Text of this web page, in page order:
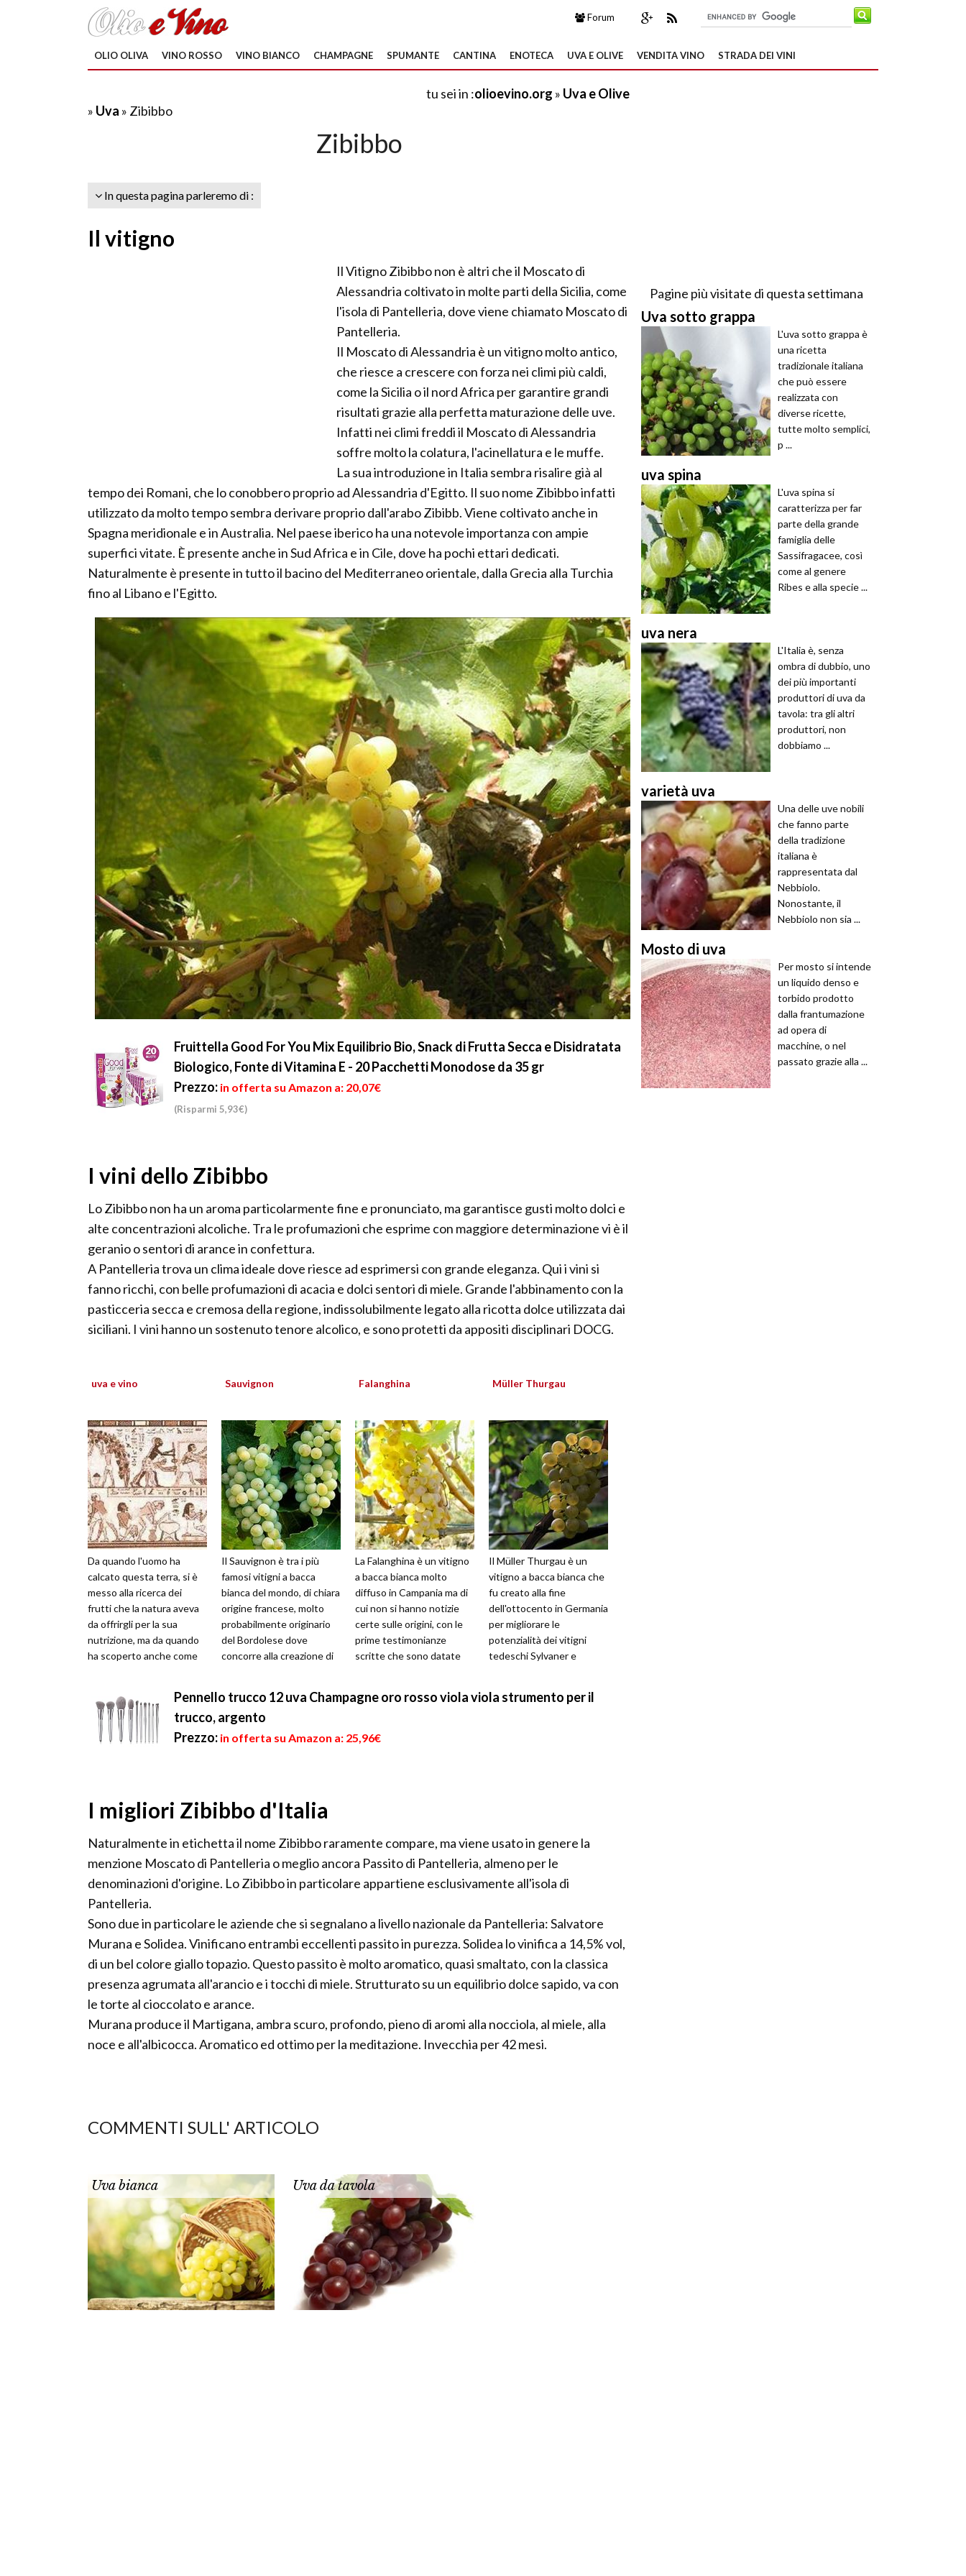
Forum
OLIO OLIVA VINO ROSSO VINO BIANCO CHAMPAGNE SPUMANTE CANTINA ENOTECA UVA E OLIVE VENDITA VINO STRADA DEI VINI
tu sei in :olioevino.org » Uva e Olive
» Uva » Zibibbo
Zibibbo
In questa pagina parleremo di :
Il vitigno
Il Vitigno Zibibbo non è altri che il Moscato di
Alessandria coltivato in molte parti della Sicilia, come
l'isola di Pantelleria, dove viene chiamato Moscato di
Pantelleria.
Il Moscato di Alessandria è un vitigno molto antico,
che riesce a crescere con forza nei climi più caldi,
come la Sicilia o il nord Africa per garantire grandi
risultati grazie alla perfetta maturazione delle uve.
Infatti nei climi freddi il Moscato di Alessandria
soffre molto la colatura, l'acinellatura e le muffe.
La sua introduzione in Italia sembra risalire già al
tempo dei Romani, che lo conobbero proprio ad Alessandria d'Egitto. Il suo nome Zibibbo infatti
utilizzato da molto tempo sembra derivare proprio dall'arabo Zibibb. Viene coltivato anche in
Spagna meridionale e in Australia. Nel paese iberico ha una notevole importanza con ampie
superfici vitate. È presente anche in Sud Africa e in Cile, dove ha pochi ettari dedicati.
Naturalmente è presente in tutto il bacino del Mediterraneo orientale, dalla Grecia alla Turchia
fino al Libano e l'Egitto.
Fruittella Good For You Mix Equilibrio Bio, Snack di Frutta Secca e Disidratata
Biologico, Fonte di Vitamina E - 20 Pacchetti Monodose da 35 gr
Prezzo: in offerta su Amazon a: 20,07€
(Risparmi 5,93€)
I vini dello Zibibbo
Lo Zibibbo non ha un aroma particolarmente fine e pronunciato, ma garantisce gusti molto dolci e
alte concentrazioni alcoliche. Tra le profumazioni che esprime con maggiore determinazione vi è il
geranio o sentori di arance in confettura.
A Pantelleria trova un clima ideale dove riesce ad esprimersi con grande eleganza. Qui i vini si
fanno ricchi, con belle profumazioni di acacia e dolci sentori di miele. Grande l'abbinamento con la
pasticceria secca e cremosa della regione, indissolubilmente legato alla ricotta dolce utilizzata dai
siciliani. I vini hanno un sostenuto tenore alcolico, e sono protetti da appositi disciplinari DOCG.
uva e vino
Da quando l'uomo ha
calcato questa terra, si è
messo alla ricerca dei
frutti che la natura aveva
da offrirgli per la sua
nutrizione, ma da quando
ha scoperto anche come
Sauvignon
Il Sauvignon è tra i più
famosi vitigni a bacca
bianca del mondo, di chiara
origine francese, molto
probabilmente originario
del Bordolese dove
concorre alla creazione di
Falanghina
La Falanghina è un vitigno
a bacca bianca molto
diffuso in Campania ma di
cui non si hanno notizie
certe sulle origini, con le
prime testimonianze
scritte che sono datate
Müller Thurgau
Il Müller Thurgau è un
vitigno a bacca bianca che
fu creato alla fine
dell'ottocento in Germania
per migliorare le
potenzialità dei vitigni
tedeschi Sylvaner e
Pennello trucco 12 uva Champagne oro rosso viola viola strumento per il
trucco, argento
Prezzo: in offerta su Amazon a: 25,96€
I migliori Zibibbo d'Italia
Naturalmente in etichetta il nome Zibibbo raramente compare, ma viene usato in genere la
menzione Moscato di Pantelleria o meglio ancora Passito di Pantelleria, almeno per le
denominazioni d'origine. Lo Zibibbo in particolare appartiene esclusivamente all'isola di
Pantelleria.
Sono due in particolare le aziende che si segnalano a livello nazionale da Pantelleria: Salvatore
Murana e Solidea. Vinificano entrambi eccellenti passito in purezza. Solidea lo vinifica a 14,5% vol,
di un bel colore giallo topazio. Questo passito è molto aromatico, quasi smaltato, con la classica
presenza agrumata all'arancio e i tocchi di miele. Strutturato su un equilibrio dolce sapido, va con
le torte al cioccolato e arance.
Murana produce il Martigana, ambra scuro, profondo, pieno di aromi alla nocciola, al miele, alla
noce e all'albicocca. Aromatico ed ottimo per la meditazione. Invecchia per 42 mesi.
COMMENTI SULL' ARTICOLO
Uva bianca Uva da tavola
Pagine più visitate di questa settimana
Uva sotto grappa
L'uva sotto grappa è
una ricetta
tradizionale italiana
che può essere
realizzata con
diverse ricette,
tutte molto semplici,
p ...
uva spina
L'uva spina si
caratterizza per far
parte della grande
famiglia delle
Sassifragacee, così
come al genere
Ribes e alla specie ...
uva nera
L'Italia è, senza
ombra di dubbio, uno
dei più importanti
produttori di uva da
tavola: tra gli altri
produttori, non
dobbiamo ...
varietà uva
Una delle uve nobili
che fanno parte
della tradizione
italiana è
rappresentata dal
Nebbiolo.
Nonostante, il
Nebbiolo non sia ...
Mosto di uva
Per mosto si intende
un liquido denso e
torbido prodotto
dalla frantumazione
ad opera di
macchine, o nel
passato grazie alla ...